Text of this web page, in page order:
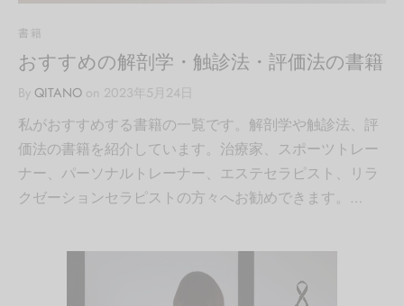
書籍
おすすめの解剖学・触診法・評価法の書籍
By QITANO on 2023年5月24日
私がおすすめする書籍の一覧です。解剖学や触診法、評
価法の書籍を紹介しています。治療家、スポーツトレー
ナー、パーソナルトレーナー、エステセラピスト、リラ
クゼーションセラピストの方々へお勧めできます。…